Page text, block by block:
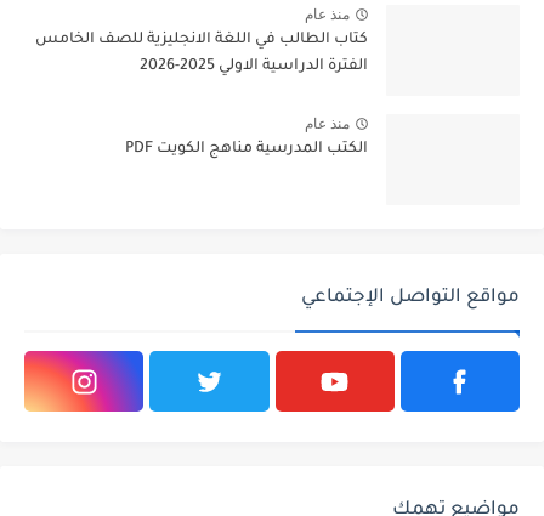
منذ عام
كتاب الطالب في اللغة الانجليزية للصف الخامس
الفترة الدراسية الاولي 2025-2026
منذ عام
الكتب المدرسية مناهج الكويت PDF
مواقع التواصل الإجتماعي
مواضيع تهمك